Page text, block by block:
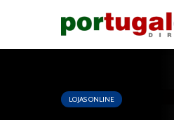
LOJAS ONLINE